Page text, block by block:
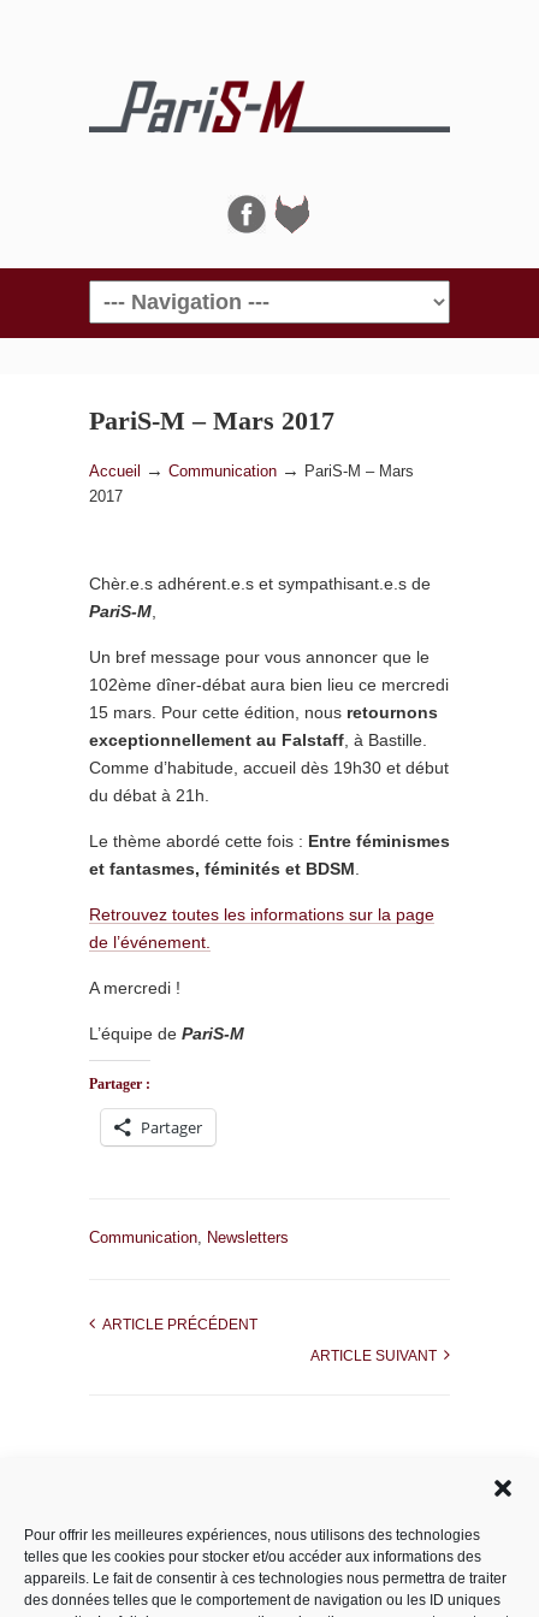
Pour offrir les meilleures expériences, nous utilisons des technologies
telles que les cookies pour stocker et/ou accéder aux informations des
appareils. Le fait de consentir à ces technologies nous permettra de traiter
des données telles que le comportement de navigation ou les ID uniques
Navigation
PariS-M – Mars 2017
Accueil → Communication →
PariS-M – Mars
2017
Chèr.e.s adhérent.e.s et sympathisant.e.s de
PariS-M
Un bref message pour vous annoncer que le
102ème dîner-débat aura bien lieu ce mercredi
15 mars. Pour cette édition, nous retournons
exceptionnellement au Falstaff , à Bastille.
Comme d’habitude, accueil dès 19h30 et début
du débat à 21h.
Le thème abordé cette fois : Entre féminismes
et fantasmes, féminités et BDSM
Retrouvez toutes les informations sur la page
de l’événement.
A mercredi !
L’équipe de PariS-M
Partager :
Partager
Communication, Newsletters
ARTICLE PRÉCÉDENT
ARTICLE SUIVANT
Catégories